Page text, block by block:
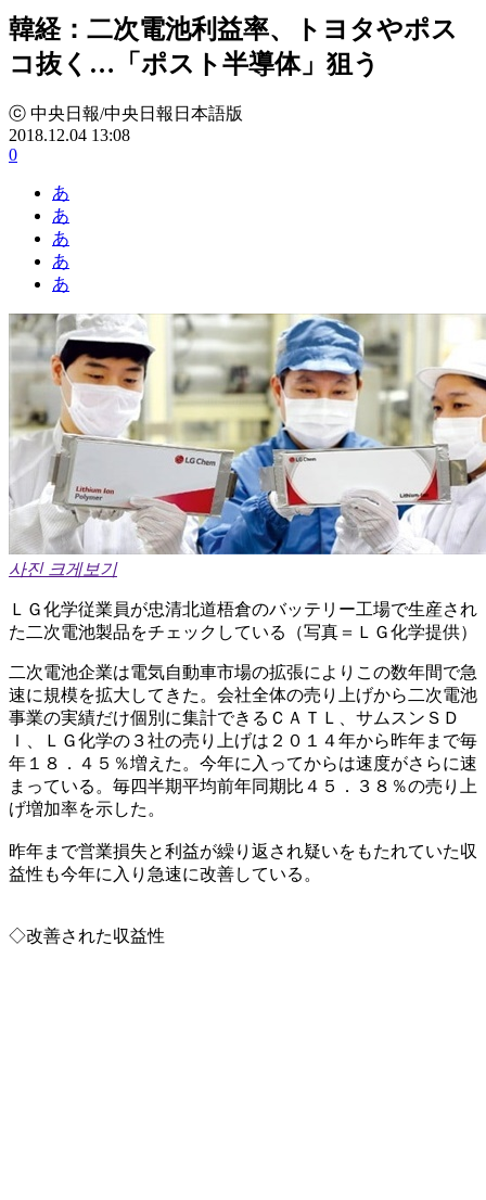
韓経：二次電池利益率、トヨタやポス
コ抜く…「ポスト半導体」狙う
ⓒ 中央日報/中央日報日本語版
2018.12.04 13:08
0
あ
あ
あ
あ
あ
사진 크게보기
ＬＧ化学従業員が忠清北道梧倉のバッテリー工場で生産され
た二次電池製品をチェックしている（写真＝ＬＧ化学提供）
二次電池企業は電気自動車市場の拡張によりこの数年間で急
速に規模を拡大してきた。会社全体の売り上げから二次電池
事業の実績だけ個別に集計できるＣＡＴＬ、サムスンＳＤ
Ｉ、ＬＧ化学の３社の売り上げは２０１４年から昨年まで毎
年１８．４５％増えた。今年に入ってからは速度がさらに速
まっている。毎四半期平均前年同期比４５．３８％の売り上
げ増加率を示した。
昨年まで営業損失と利益が繰り返され疑いをもたれていた収
益性も今年に入り急速に改善している。
◇改善された収益性